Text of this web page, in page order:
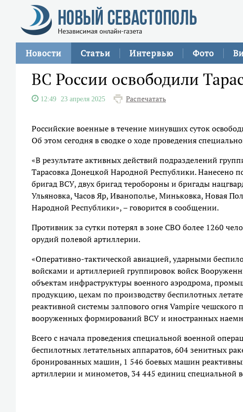
Новости Статьи Интервью Фото
ВС России освободили
12:49 23 апреля 2025 Распечатать
Российские военные в течение минувших суток
Об этом сегодня в сводке о ходе проведения
«В результате активных действий подразделений
Тарасовка Донецкой Народной Республики.
бригад ВСУ, двух бригад теробороны и бригады
Ульяновка, Часов Яр, Иванополье, Миньковка, Новая
Народной Республики», – говорится в сообщении.
Противник за сутки потерял в зоне СВО более 1260
орудий полевой артиллерии.
«Оперативно-тактической авиацией, ударными
войсками и артиллерией группировок войск
объектам инфраструктуры военного аэродрома,
продукцию, цехам по производству беспилотных
реактивной системы залпового огня Vampire
вооруженных формирований ВСУ и иностранных
Всего с начала проведения специальной военной
беспилотных летательных аппаратов, 604 зенитных
бронированных машин, 1 546 боевых машин
артиллерии и минометов, 34 445 единиц специальной